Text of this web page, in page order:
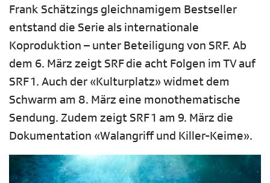
Frank Schätzings gleichnamigem Bestseller
entstand die Serie als internationale
Koproduktion – unter Beteiligung von SRF. Ab
dem 6. März zeigt SRF die acht Folgen im TV auf
SRF 1. Auch der «Kulturplatz» widmet dem
Schwarm am 8. März eine monothematische
Sendung. Zudem zeigt SRF 1 am 9. März die
Dokumentation «Walangriff und Killer-Keime».